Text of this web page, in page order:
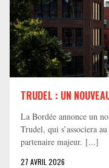
TRUDEL : UN
La Bordée annonce un
Trudel, qui s’associera
partenaire majeur. [...]
27 AVRIL 2026